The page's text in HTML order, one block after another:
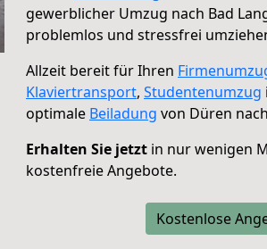
gewerblicher Umzug nach Bad
problemlos und stressfrei
Allzeit bereit für Ihren
Klaviertransport, Studentenumzug
optimale Beiladung von Düren
Erhalten Sie jetzt in nur wenigen
kostenfreie Angebote.
Kostenlose